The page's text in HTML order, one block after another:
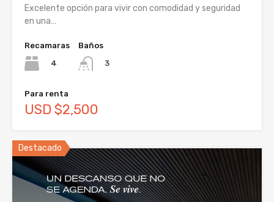
Excelente opción para vivir con comodidad y seguridad
en una…
Recamaras
4
Baños
3
Para renta
USD $2,500
Destacado